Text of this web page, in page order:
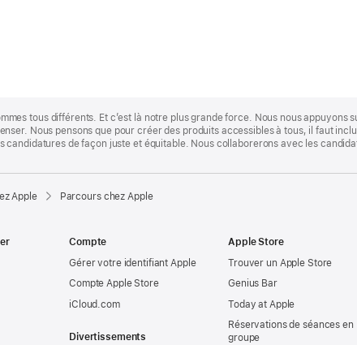
tous différents. Et c’est là notre plus grande force. Nous nous
Nous pensons que pour créer des produits accessibles à tous, il faut
candidatures de façon juste et équitable. Nous collaborerons avec les
Apple Parcours chez Apple
Compte
Gérer votre identifiant Apple
Compte Apple Store
iCloud.com
Divertissements
Apple Store
Trouver un Apple Store
Genius Bar
Today at Apple
Réservations de séances en
groupe